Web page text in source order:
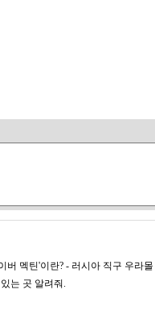
멕틴'이란? - 러시아 직구 우라몰
는 곳 알려줘.